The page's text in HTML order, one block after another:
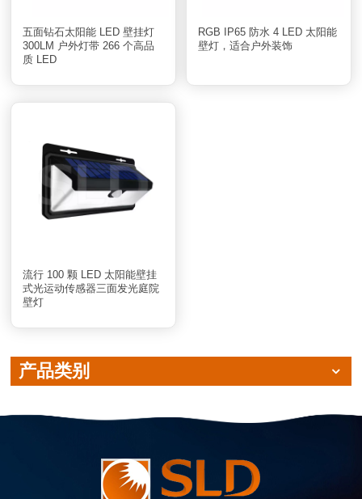
五面钻石太阳能 LED 壁挂灯
300LM 户外灯带 266 个高品
质 LED
RGB IP65 防水 4 LED 太阳能
壁灯，适合户外装饰
流行 100 颗 LED 太阳能壁挂
式光运动传感器三面发光庭院
壁灯
产品类别